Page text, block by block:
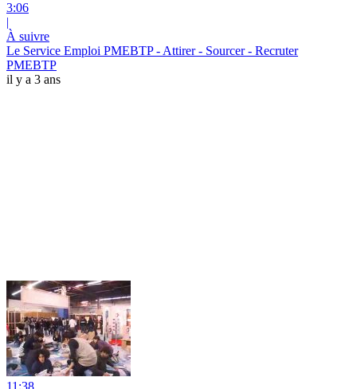
3:06
|
À suivre
Le Service Emploi PMEBTP - Attirer - Sourcer - Recruter
PMEBTP
il y a 3 ans